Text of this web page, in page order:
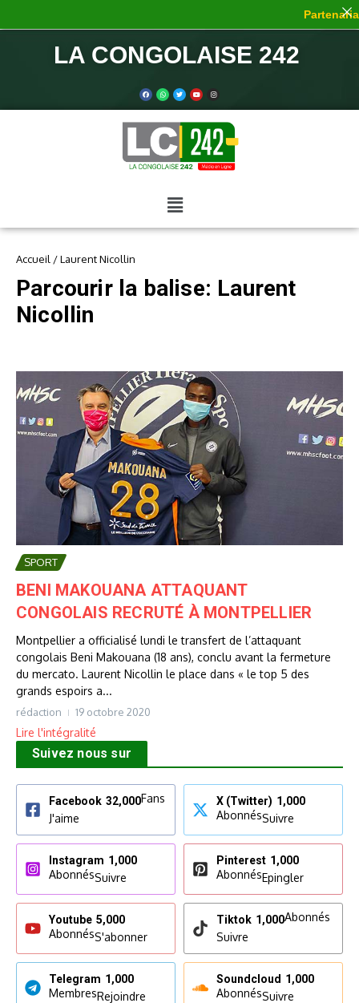
LA CONGOLAISE 242
Accueil /Laurent Nicollin
Parcourir la balise: Laurent
Nicollin
SPORT
BENI MAKOUANA ATTAQUANT
CONGOLAIS RECRUTÉ À MONTPELLIER
Montpellier a officialisé lundi le transfert de l’attaquant
congolais Beni Makouana (18 ans), conclu avant la fermeture
du mercato. Laurent Nicollin le place dans « le top 5 des
grands espoirs a...
rédaction 19 octobre 2020
Lire l'intégralité
Suivez nous sur
Facebook 32,000Fans
J'aime
X (Twitter) 1,000
AbonnésSuivre
Instagram 1,000
AbonnésSuivre
Pinterest 1,000
AbonnésEpingler
Youtube 5,000
AbonnésS'abonner
Tiktok 1,000Abonnés
Suivre
Telegram 1,000
MembresRejoindre
Soundcloud 1,000
AbonnésSuivre